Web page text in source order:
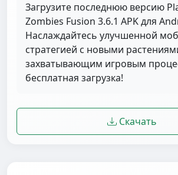
Загрузите последнюю версию
Zombies Fusion 3.6.1 APK для
Наслаждайтесь улучшенной
стратегией с новыми
захватывающим игровым
бесплатная загрузка!
Скачать